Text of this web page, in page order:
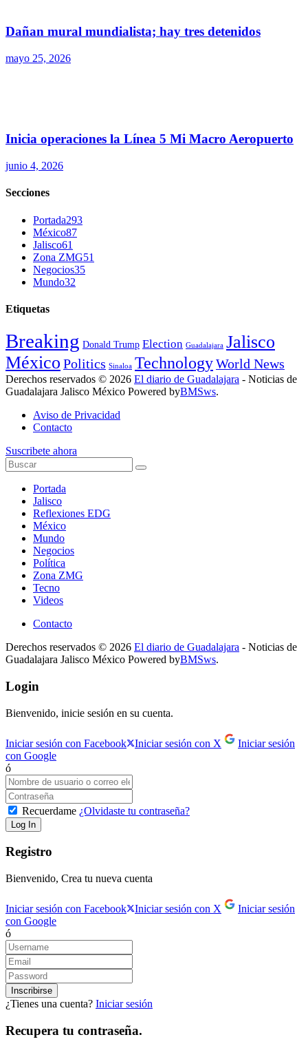
Dañan mural mundialista; hay tres detenidos
mayo 25, 2026
Inicia operaciones la Línea 5 Mi Macro Aeropuerto
junio 4, 2026
Secciones
Portada293
México87
Jalisco61
Zona ZMG51
Negocios35
Mundo32
Etiquetas
Breaking Donald Trump Election Guadalajara Jalisco
México Politics Sinaloa TechnologyWorld News
Derechos reservados © 2026 El diario de Guadalajara - Noticias de
Guadalajara Jalisco México Powered byBMSws.
Aviso de Privacidad
Contacto
Suscribete ahora
Portada
Jalisco
Reflexiones EDG
México
Mundo
Negocios
Política
Zona ZMG
Tecno
Videos
Contacto
Derechos reservados © 2026 El diario de Guadalajara - Noticias de
Guadalajara Jalisco México Powered byBMSws.
Login
Bienvenido, inicie sesión en su cuenta.
Iniciar sesión con Facebook Iniciar sesión con X
Iniciar sesión
con Google
ó
Recuerdame ¿Olvidaste tu contraseña?
Registro
Bienvenido, Crea tu nueva cuenta
Iniciar sesión con Facebook Iniciar sesión con X
Iniciar sesión
con Google
ó
¿Tienes una cuenta? Iniciar sesión
Recupera tu contraseña.